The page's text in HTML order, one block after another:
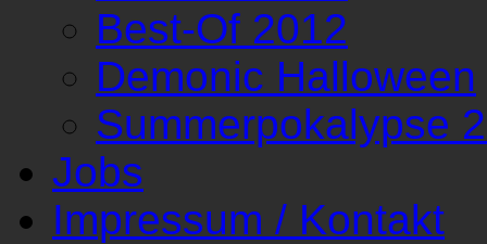
Best-Of 2012
Demonic Halloween
Summerpokalypse
Jobs
Impressum / Kontakt